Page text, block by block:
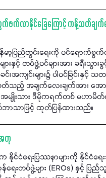
က်ဖက်လာနိုင်ခြေကြောင့် ကန့်သတ်ချက်
မာ့ပြည်တွင်းရေးကို ဝင်ရောက်စွ
းနှင့် တပ်ဖွဲ့ဝင်များအား ခရီးသွားခွ
ကျင်းများ၌ ပါဝင်ခြင်းနှင့် သတ
တ်သည့် အချက်လေးချက်အား အ
အမျိုးသား ဒီမိုကရက်တစ် မဟာမိ
ာသာဖြင့် ထုတ်ပြန်ထားသည်။
တု
င်ငံရေးပြဿနာများကို နိုင်ငံရေး
ရေးတပ်ဖွဲ့များ (EROs) နှင့် ပ